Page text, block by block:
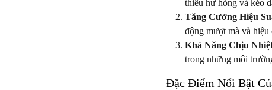
thiểu hư hỏng và kéo
Tăng Cường Hiệu
động mượt mà và hiệu
Khả Năng Chịu
trong những môi
Đặc Điểm Nổi Bật